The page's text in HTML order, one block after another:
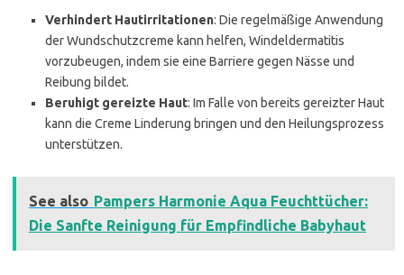
Verhindert Hautirritationen: Die regelmäßige Anwendung
der Wundschutzcreme kann helfen, Windeldermatitis
vorzubeugen, indem sie eine Barriere gegen Nässe und
Reibung bildet.
Beruhigt gereizte Haut: Im Falle von bereits gereizter Haut
kann die Creme Linderung bringen und den Heilungsprozess
unterstützen.
See also Pampers Harmonie Aqua Feuchttücher:
Die Sanfte Reinigung für Empfindliche Babyhaut